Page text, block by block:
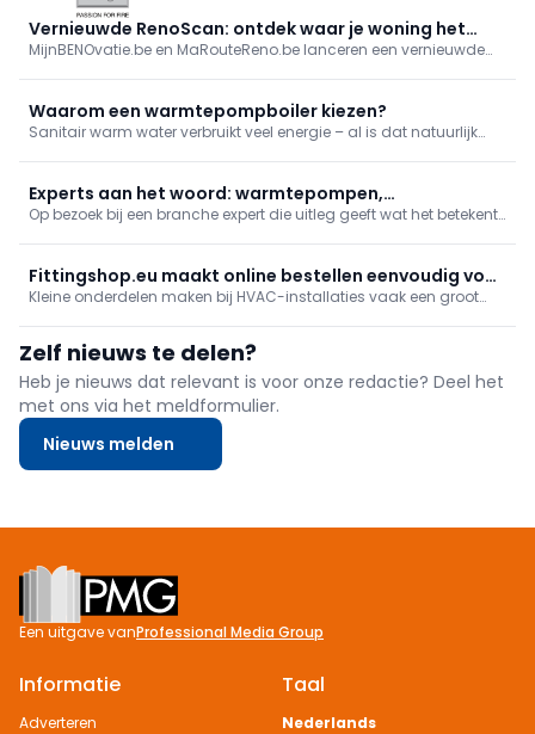
Vernieuwde RenoScan: ontdek waar je woning het
meest energie bespaart
MijnBENOvatie.be en MaRouteReno.be lanceren een vernieuwde
prioritaire renovaties en bijhorende premies/financiering, met een
persoonlijk rapport en stap-voor-stapadvies.
Waarom een warmtepompboiler kiezen?
Sanitair warm water verbruikt veel energie – al is dat natuurlijk
besparende opties. We vertellen je meer over de werking, de voor-
of n
Experts aan het woord: warmtepompen,
propaantanks ... en de goudhandelaar
Op bezoek bij een branche expert die uitleg geeft wat het betekent
en hoe je je juwelen naar waarde laat schatten!
Fittingshop.eu maakt online bestellen eenvoudig voor
de HVAC-installateur
Kleine onderdelen maken bij HVAC-installaties vaak een groot
professionele installateurs, met focus op eenvoud, scherpe prijzen
en snelle levering.
Zelf nieuws te delen?
Heb je nieuws dat relevant is voor onze redactie? Deel het
met ons via het meldformulier.
Nieuws melden
Footer
Een uitgave vanProfessional Media Group
Informatie
Adverteren
Taal
Nederlands